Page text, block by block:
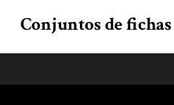
Conjuntos de fichas